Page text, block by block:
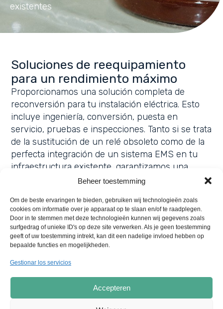
Beheer toestemming
Om de beste ervaringen te bieden, gebruiken wij technologieën zoals
cookies om informatie over je apparaat op te slaan en/of te raadplegen.
Door in te stemmen met deze technologieën kunnen wij gegevens zoals
surfgedrag of unieke ID's op deze site verwerken. Als je geen toestemming
geeft of uw toestemming intrekt, kan dit een nadelige invloed hebben op
bepaalde functies en mogelijkheden.
Gestionar los servicios
Accepteren
existentes
Soluciones de reequipamiento
para un rendimiento máximo
Proporcionamos una solución completa de
reconversión para tu instalación eléctrica. Esto
incluye ingeniería, conversión, puesta en
servicio, pruebas e inspecciones. Tanto si se trata
de la sustitución de un relé obsoleto como de la
perfecta integración de un sistema EMS en tu
infraestructura existente, garantizamos una
implantación sin fisuras. De este modo,
garantizamos el máximo rendimiento sin tiempos
de inactividad innecesarios.